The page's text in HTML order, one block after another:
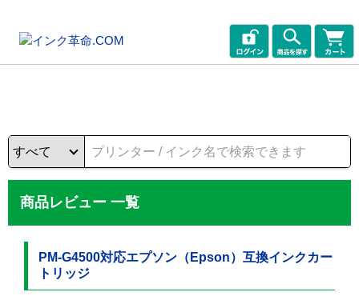
商品レビュー 一覧
PM-G4500対応エプソン（Epson）互換インクカー
トリッジ